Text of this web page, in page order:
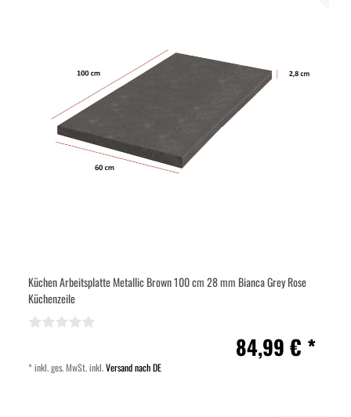
Küchen Arbeitsplatte Metallic Brown 100 cm 28 mm Bianca Grey Rose
Küchenzeile
84,99 € *
*inkl. ges. MwSt.inkl.Versand nach DE